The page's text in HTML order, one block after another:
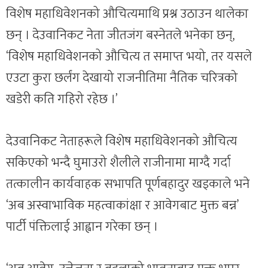
विशेष महाधिवेशनको औचित्यमाथि प्रश्न उठाउन थालेका
छन् । देउवानिकट नेता जीतजंग बस्नेतले भनेका छन्,
‘विशेष महाधिवेशनको औचित्य त समाप्त भयो, तर यसले
एउटा कुरा छर्लंग देखायो राजनीतिमा नैतिक चरित्रको
खडेरी कति गहिरो रहेछ ।’
देउवानिकट नेताहरूले विशेष महाधिवेशनको औचित्य
सकिएको भन्दै घुमाउरो शैलीले राजीनामा माग्दै गर्दा
तत्कालीन कार्यवाहक सभापति पूर्णबहादुर खड्काले भने
‘अब अस्वाभाविक महत्वाकांक्षा र आवेगबाट मुक्त बन्न’
पार्टी पंक्तिलाई आह्वान गरेका छन् ।